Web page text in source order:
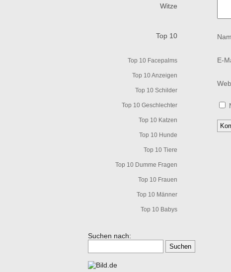
Witze
Top 10
Top 10 Facepalms
Top 10 Anzeigen
Top 10 Schilder
Top 10 Geschlechter
Top 10 Katzen
Top 10 Hunde
Top 10 Tiere
Top 10 Dumme Fragen
Top 10 Frauen
Top 10 Männer
Top 10 Babys
Suchen nach:
E-